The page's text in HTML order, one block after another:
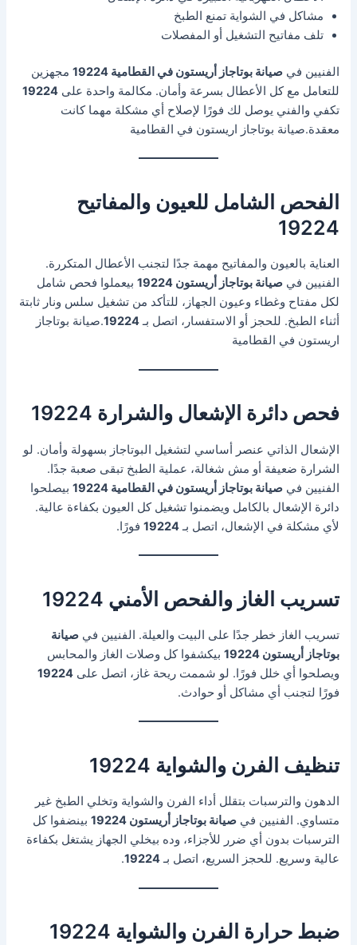
مشاكل في الشواية تمنع الطبخ
تلف مفاتيح التشغيل أو المفصلات
الفنيين فيصيانة بوتاجاز أريستون في القطامية 19224
مجهزين
للتعامل مع كل الأعطال بسرعة وأمان. مكالمة واحدة على19224
تكفي والفني يوصل لك فورًا لإصلاح أي مشكلة مهما كانت
معقدة.صيانة بوتاجاز اريستون في القطامية
الفحص الشامل للعيون والمفاتيح
19224
العناية بالعيون والمفاتيح مهمة جدًا لتجنب الأعطال المتكررة.
الفنيين فيصيانة بوتاجاز أريستون 19224
بيعملوا فحص شامل
لكل مفتاح وغطاء وعيون الجهاز، للتأكد من تشغيل سلس ونار ثابتة
أثناء الطبخ. للحجز أو الاستفسار، اتصل بـ19224.صيانة بوتاجاز
اريستون في القطامية
فحص دائرة الإشعال والشرارة 19224
الإشعال الذاتي عنصر أساسي لتشغيل البوتاجاز بسهولة وأمان. لو
الشرارة ضعيفة أو مش شغالة، عملية الطبخ تبقى صعبة جدًا.
الفنيين فيصيانة بوتاجاز أريستون في القطامية 19224
بيصلحوا
دائرة الإشعال بالكامل ويضمنوا تشغيل كل العيون بكفاءة عالية.
لأي مشكلة في الإشعال، اتصل بـ19224 فورًا.
تسريب الغاز والفحص الأمني 19224
تسريب الغاز خطر جدًا على البيت والعيلة. الفنيين فيصيانة
بوتاجاز أريستون 19224
بيكشفوا كل وصلات الغاز والمحابس
ويصلحوا أي خلل فورًا. لو شممت ريحة غاز، اتصل على19224
فورًا لتجنب أي مشاكل أو حوادث.
تنظيف الفرن والشواية 19224
الدهون والترسبات بتقلل أداء الفرن والشواية وتخلي الطبخ غير
متساوي. الفنيين فيصيانة بوتاجاز أريستون 19224
بينضفوا كل
الترسبات بدون أي ضرر للأجزاء، وده بيخلي الجهاز يشتغل بكفاءة
عالية وسريع. للحجز السريع، اتصل بـ19224
.
ضبط حرارة الفرن والشواية 19224